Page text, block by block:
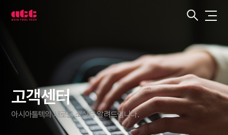
고객센터
아시아툴텍의 새로운 소식을 알려드립니다.